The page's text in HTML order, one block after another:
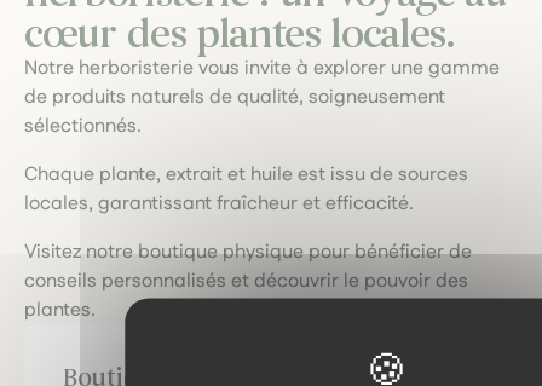
cœur des plantes locales.
Notre herboristerie vous invite à explorer une gamme
de produits naturels de qualité, soigneusement
sélectionnés.
Chaque plante, extrait et huile est issu de sources
locales, garantissant fraîcheur et efficacité.
Visitez notre boutique physique pour bénéficier de
conseils personnalisés et découvrir le pouvoir des
plantes.
Boutique de Pau